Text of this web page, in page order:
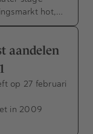
hot,…
aandelen
op 27 februari
in 2009